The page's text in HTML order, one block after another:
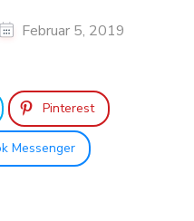
Februar 5, 2019
Pinterest
Messenger